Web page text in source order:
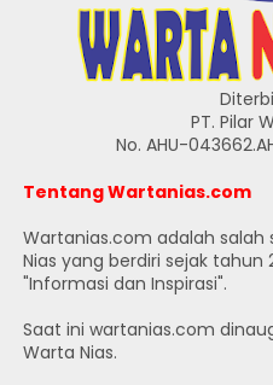
PT. Pilar
No. AHU-
Tentang Wartanias.com
Wartanias.com adalah salah
Nias yang berdiri sejak tahun
"Informasi dan Inspirasi".
Saat ini wartanias.com
Warta Nias.